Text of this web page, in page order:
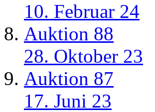
10. Februar 24
Auktion 88
28. Oktober 23
Auktion 87
17. Juni 23